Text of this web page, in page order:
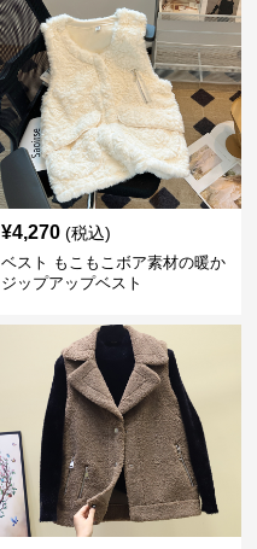
¥4,270 (税込)
ベスト もこもこボア素材の暖か
ジップアップベスト